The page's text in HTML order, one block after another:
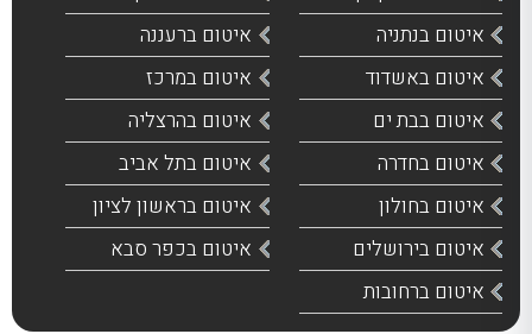
איטום בנתניה
איטום ברעננה
איטום באשדוד
איטום במרכז
איטום בבת ים
איטום בהרצליה
איטום בחדרה
איטום בתל אביב
איטום בחולון
איטום בראשון לציון
איטום בירושלים
איטום בכפר סבא
איטום ברחובות